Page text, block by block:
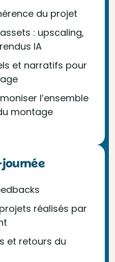
du projet
: upscaling,
IA
et narratifs pour
l’ensemble
montage
réalisés par
et retours du